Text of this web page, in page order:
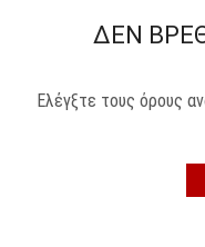
ΔΕΝ
Ελέγξτε τους όρους